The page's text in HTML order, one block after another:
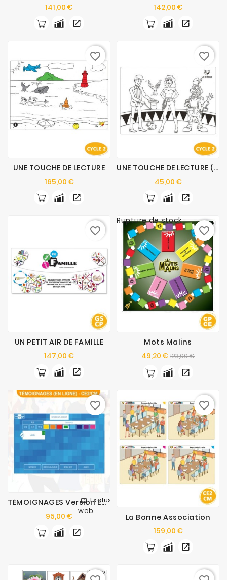
141,00 €Prix 142,00 €Prix
UNE TOUCHE DE LECTURE
165,00 €Prix
favorite_border
UNE TOUCHE DE LECTURE (4 THÈMES SUPPLÉMENTAIRES)
45,00 €Prix
favorite_border
UN PETIT AIR DE FAMILLE
147,00 €Prix
favorite_border
Promo !
Rupture de stock
Mots Malins
49,20 €Prix
de
base
123,00 €Prix
favorite_border
Exclusivité
web
TÉMOIGNAGES Version En Ligne
95,00 €Prix
favorite_border
La Bonne Association
159,00 €Prix
favorite_border
Promo !